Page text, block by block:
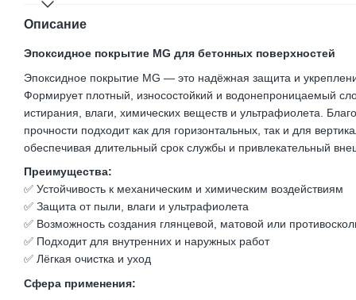
Описание
Эпоксидное покрытие MG для бетонных поверхностей
Эпоксидное покрытие MG — это надёжная защита и
Формирует плотный, износостойкий и водонепроницаемый
истирания, влаги, химических веществ и ультрафиолета.
прочности подходит как для горизонтальных, так и для
обеспечивая длительный срок службы и привлекательный
Преимущества:
✅ Устойчивость к механическим и химическим воздействиям
✅ Защита от пыли, влаги и ультрафиолета
✅ Возможность создания глянцевой, матовой или
✅ Подходит для внутренних и наружных работ
✅ Лёгкая очистка и уход
Сфера применения: